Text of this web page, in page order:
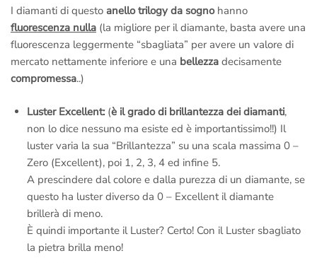
contenente il tuo gioielloparte dal nostro laboratorio orafo di
Roma,non c’è nessuna dogana e nessuna tassa da pagare
quando ti arriverà il pacchetto a casa!
– Rimessa a misura gratis se la sbagli: Se sbagli misura
mandiamo il corriere a ritirare il gioiello per
inciso.
Diritto di recesso se il gioiello non ti piace: nessuna pratica
complicata, se non è di tuo gradimento vienitotalmente
rimborsato.
Assistenza gratuita a vita: ci teniamo a rivederti presto,
chiama o scrivi se hai dei problemi,ti aiutiamo noi, la tua
soddisfazione è la nostra miglior pubblicità.
Fotografie della lavorazione dell’anello via e-mail: Si,
facciamo degli scatti mentre lo creiamo; potrai
I diamanti di questo anello trilogy da sognohanno
fluorescenza nulla (la migliore per il diamante, basta avere una
fluorescenza leggermente “sbagliata” per avere un valore di
mercato nettamente inferiore e una bellezza decisamente
compromessa..)
Luster Excellent:(è il grado di brillantezza dei diamanti,
non lo dice nessuno ma esiste ed è importantissimo!!) Il
luster varia la sua “Brillantezza” su una scala massima 0 –
Zero (Excellent), poi 1, 2, 3, 4 ed infine 5.
A prescindere dal colore e dalla purezza di un diamante, se
questo ha luster diverso da 0 – Excellent il diamante
brillerà di meno.
È quindi importante il Luster? Certo! Con il Luster sbagliato
la pietra brilla meno!